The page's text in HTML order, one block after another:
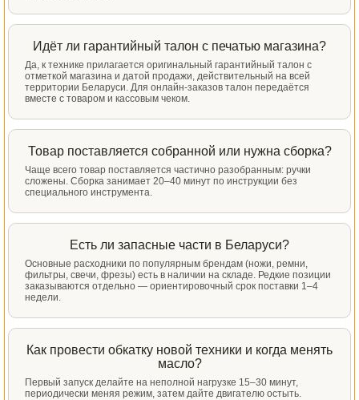
Идёт ли гарантийный талон с печатью магазина?
Да, к технике прилагается оригинальный гарантийный талон с
отметкой магазина и датой продажи, действительный на всей
территории Беларуси. Для онлайн-заказов талон передаётся
вместе с товаром и кассовым чеком.
Товар поставляется собранной или нужна сборка?
Чаще всего товар поставляется частично разобранным: ручки
сложены. Сборка занимает 20–40 минут по инструкции без
специального инструмента.
Есть ли запасные части в Беларуси?
Основные расходники по популярным брендам (ножи, ремни,
фильтры, свечи, фрезы) есть в наличии на складе. Редкие позиции
заказываются отдельно — ориентировочный срок поставки 1–4
недели.
Как провести обкатку новой техники и когда менять
масло?
Первый запуск делайте на неполной нагрузке 15–30 минут,
периодически меняя режим, затем дайте двигателю остыть.